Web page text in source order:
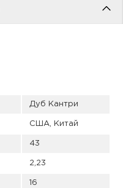
Дуб Кантри
США, Китай
43
2,23
16